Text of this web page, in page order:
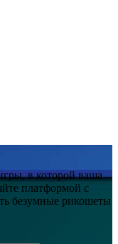
в которой ваша
платформой с
безумные рикошеты